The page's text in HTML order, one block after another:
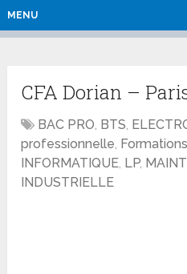
MENU
CFA Dorian –
BAC PRO, BTS,
professionnelle,
INFORMATIQUE, LP,
INDUSTRIELLE